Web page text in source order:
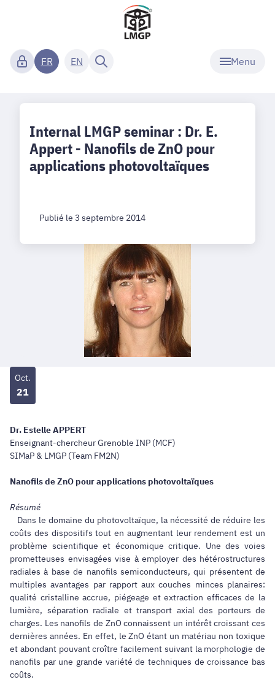
Menu
FR EN
Internal LMGP seminar : Dr. E.
Appert - Nanofils de ZnO pour
applications photovoltaïques
Publié le 3 septembre 2014
Oct.
21
Dr. Estelle APPERT
Enseignant-chercheur Grenoble INP (MCF)
SIMaP & LMGP (Team FM2N)
Nanofils de ZnO pour applications photovoltaïques
Résumé
Dans le domaine du photovoltaïque, la nécessité de réduire les
coûts des dispositifs tout en augmentant leur rendement est un
problème scientifique et économique critique. Une des voies
prometteuses envisagées vise à employer des hétérostructures
radiales à base de nanofils semiconducteurs, qui présentent de
multiples avantages par rapport aux couches minces planaires:
qualité cristalline accrue, piégeage et extraction efficaces de la
lumière, séparation radiale et transport axial des porteurs de
charges. Les nanofils de ZnO connaissent un intérêt croissant ces
dernières années. En effet, le ZnO étant un matériau non toxique
et abondant pouvant croître facilement suivant la morphologie de
nanofils par une grande variété de techniques de croissance bas
coûts.